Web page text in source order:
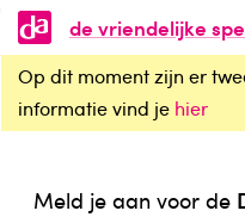
de vriendelijke
Op dit moment zijn er
informatie vind je hier
Meld je aan voor de